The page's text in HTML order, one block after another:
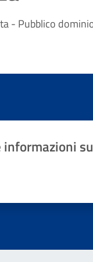
- Pubblico